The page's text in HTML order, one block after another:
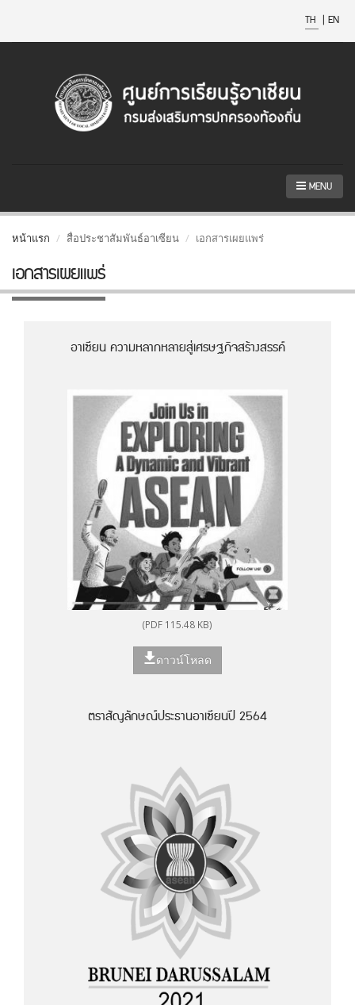
TH | EN
MENU
หน้าแรก สื่อประชาสัมพันธ์อาเซียน เอกสารเผยแพร่
เอกสารเผยแพร่
อาเซียน ความหลากหลายสู่เศรษฐกิจสร้างสรรค์
(PDF 115.48 KB)
ดาวน์โหลด
ตราสัญลักษณ์ประธานอาเซียนปี 2564